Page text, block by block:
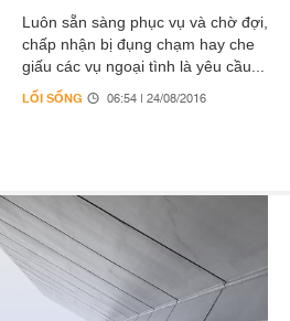
Luôn sẵn sàng phục vụ và chờ đợi,
chấp nhận bị đụng chạm hay che
giấu các vụ ngoại tình là yêu cầu...
LỐI SỐNG 06:54 | 24/08/2016